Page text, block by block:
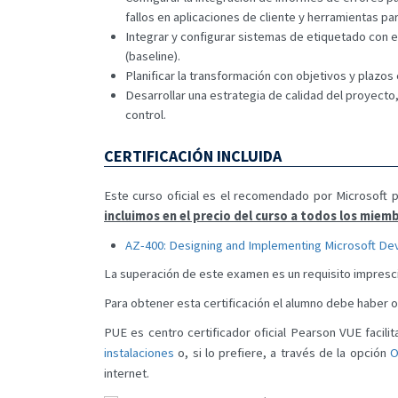
fallos en aplicaciones de cliente y herramientas
Integrar y configurar sistemas de etiquetado con
(baseline).
Planificar la transformación con objetivos y
Desarrollar una estrategia de calidad del
control.
CERTIFICACIÓN INCLUIDA
Este curso oficial es el recomendado por Microsoft
incluimos en el precio del curso a todos los
AZ-400: Designing and Implementing Microsoft
La superación de este examen es un requisito
Para obtener esta certificación el alumno debe
PUE es centro certificador oficial Pearson VUE
instalaciones o, si lo prefiere, a través de la opción
internet.